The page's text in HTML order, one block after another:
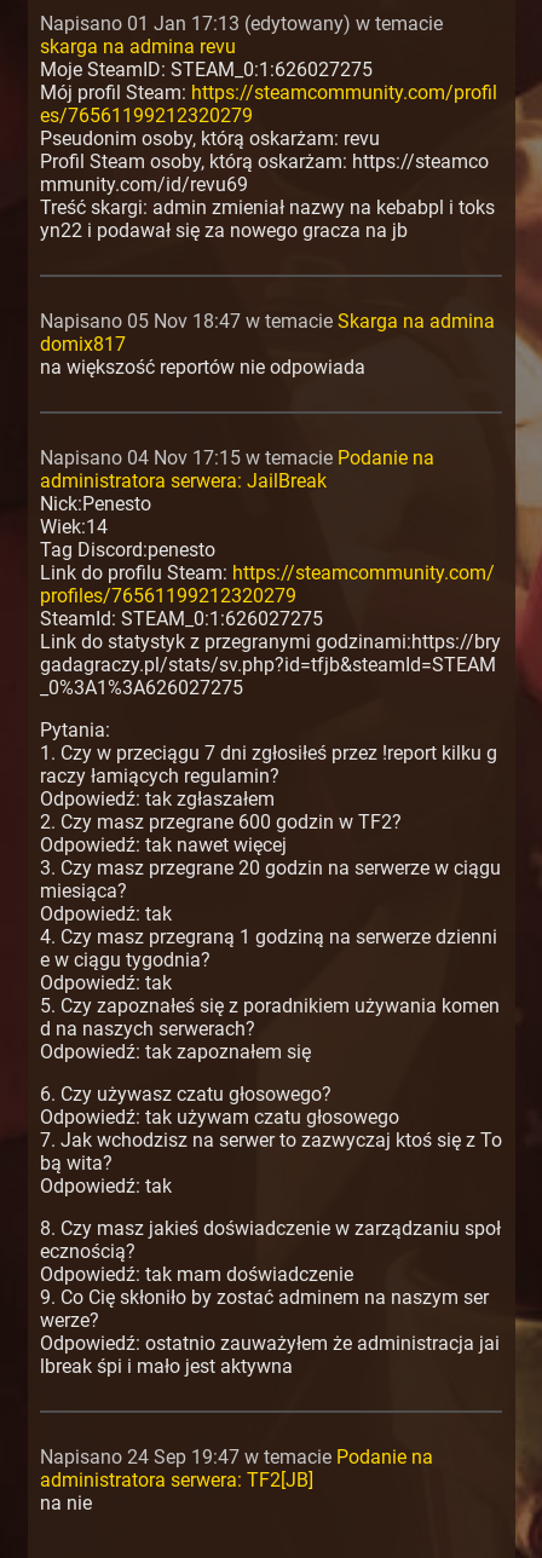
Napisano 01 Jan 17:13 (edytowany) w temacie
skarga na admina revu
Moje SteamID: STEAM_0:1:626027275
Mój profil Steam: https://steamcommunity.com/profil
es/76561199212320279
Pseudonim osoby, którą oskarżam: revu
Profil Steam osoby, którą oskarżam: https://steamco
mmunity.com/id/revu69
Treść skargi: admin zmieniał nazwy na kebabpl i toks
yn22 i podawał się za nowego gracza na jb
Napisano 05 Nov 18:47 w temacie Skarga na admina
domix817
na większość reportów nie odpowiada
Napisano 04 Nov 17:15 w temacie Podanie na
administratora serwera: JailBreak
Nick:Penesto
Wiek:14
Tag Discord:penesto
Link do profilu Steam: https://steamcommunity.com/
profiles/76561199212320279
SteamId: STEAM_0:1:626027275
Link do statystyk z przegranymi godzinami:https://bry
gadagraczy.pl/stats/sv.php?id=tfjb&steamId=STEAM
_0%3A1%3A626027275
Pytania:
1. Czy w przeciągu 7 dni zgłosiłeś przez !report kilku g
raczy łamiących regulamin?
Odpowiedź: tak zgłaszałem
2. Czy masz przegrane 600 godzin w TF2?
Odpowiedź: tak nawet więcej
3. Czy masz przegrane 20 godzin na serwerze w ciągu
miesiąca?
Odpowiedź: tak
4. Czy masz przegraną 1 godziną na serwerze dzienni
e w ciągu tygodnia?
Odpowiedź: tak
5. Czy zapoznałeś się z poradnikiem używania komen
d na naszych serwerach?
Odpowiedź: tak zapoznałem się
6. Czy używasz czatu głosowego?
Odpowiedź: tak używam czatu głosowego
7. Jak wchodzisz na serwer to zazwyczaj ktoś się z To
bą wita?
Odpowiedź: tak
8. Czy masz jakieś doświadczenie w zarządzaniu społ
ecznością?
Odpowiedź: tak mam doświadczenie
9. Co Cię skłoniło by zostać adminem na naszym ser
werze?
Odpowiedź: ostatnio zauważyłem że administracja jai
lbreak śpi i mało jest aktywna
Napisano 24 Sep 19:47 w temacie Podanie na
administratora serwera: TF2[JB]
na nie